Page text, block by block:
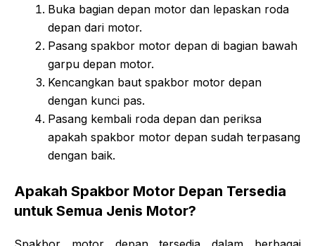
Buka bagian depan motor dan lepaskan roda
depan dari motor.
Pasang spakbor motor depan di bagian bawah
garpu depan motor.
Kencangkan baut spakbor motor depan
dengan kunci pas.
Pasang kembali roda depan dan periksa
apakah spakbor motor depan sudah terpasang
dengan baik.
Apakah Spakbor Motor Depan Tersedia
untuk Semua Jenis Motor?